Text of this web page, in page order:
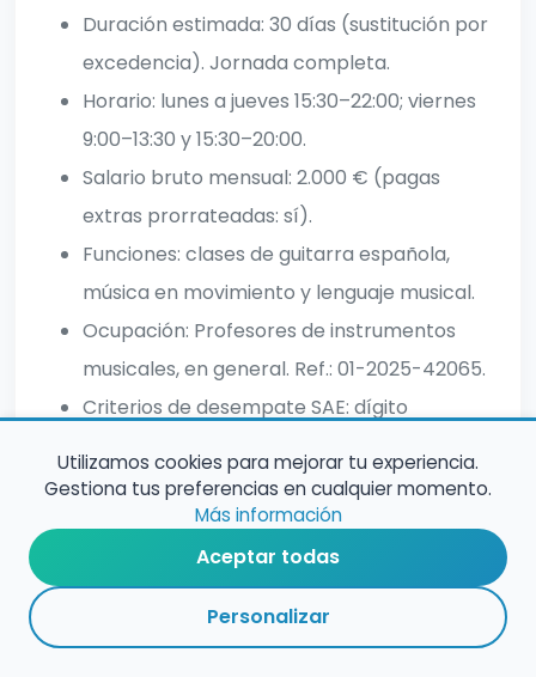
Duración estimada: 30 días (sustitución por
excedencia). Jornada completa.
Horario: lunes a jueves 15:30–22:00; viernes
9:00–13:30 y 15:30–20:00.
Salario bruto mensual: 2.000 € (pagas
extras prorrateadas: sí).
Funciones: clases de guitarra española,
música en movimiento y lenguaje musical.
Ocupación: Profesores de instrumentos
musicales, en general. Ref.: 01-2025-42065.
Criterios de desempate SAE: dígito
RESUMEN PLAZOS ESPECIALIDAD ENLACES SEGUIR
Utilizamos cookies para mejorar tu experiencia.
Gestiona tus preferencias en cualquier momento.
Más información
Aceptar todas
Personalizar